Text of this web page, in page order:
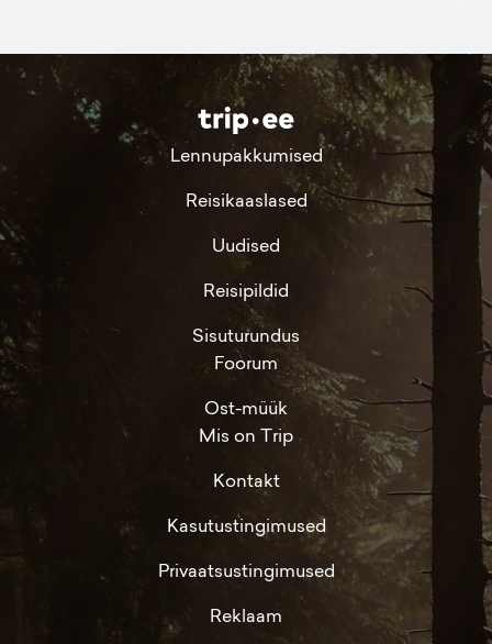
Lennupakkumised
Reisikaaslased
Uudised
Reisipildid
Sisuturundus
Foorum
Ost-müük
Mis on Trip
Kontakt
Kasutustingimused
Privaatsustingimused
Reklaam